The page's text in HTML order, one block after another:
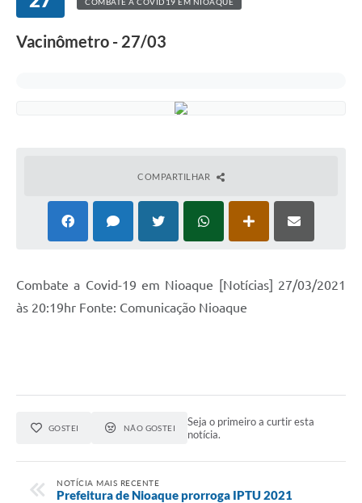
Vacinômetro - 27/03
COMPARTILHAR
Combate a Covid-19 em Nioaque [Notícias] 27/03/2021
às 20:19hr Fonte: Comunicação Nioaque
GOSTEI NÃO GOSTEI
Seja o primeiro a curtir esta
notícia.
NOTÍCIA MAIS RECENTE
Prefeitura de Nioaque prorroga IPTU 2021